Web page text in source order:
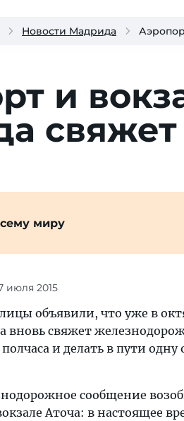
Новости Мадрида
и
миру
июля 2015
объявили, что уже в
вновь свяжет
и делать в пути одну
сообщение
Аточа: в настоящее